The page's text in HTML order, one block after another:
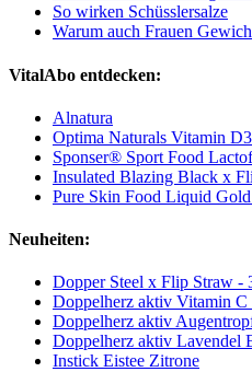
So wirken Schüsslersalze
Warum auch Frauen
VitalAbo entdecken:
Alnatura
Optima Naturals Vitamin
Sponser® Sport Food
Insulated Blazing Black x
Pure Skin Food Liquid
Neuheiten:
Dopper Steel x Flip Straw -
Doppelherz aktiv Vitamin
Doppelherz aktiv
Doppelherz aktiv Lavendel
Instick Eistee Zitrone